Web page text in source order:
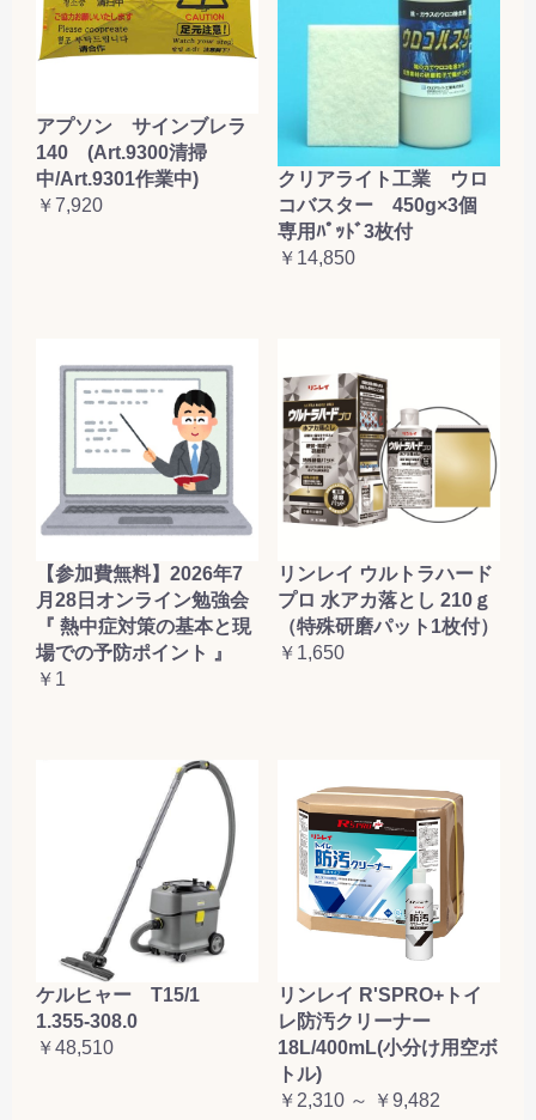
お買い物を続ける カートへ進む
アプソン サインブレラ
140 (Art.9300清掃
中/Art.9301作業中)
￥7,920
クリアライト工業 ウロ
コバスター 450g×3個
専用ﾊﾟｯﾄﾞ3枚付
￥14,850
【参加費無料】2026年7
月28日オンライン勉強会
『 熱中症対策の基本と現
場での予防ポイント 』
￥1
リンレイ ウルトラハード
プロ 水アカ落とし 210ｇ
（特殊研磨パット1枚付）
￥1,650
ケルヒャー T15/1
1.355-308.0
￥48,510
リンレイ R'SPRO+トイ
レ防汚クリーナー
18L/400mL(小分け用空ボ
トル)
￥2,310 ～ ￥9,482